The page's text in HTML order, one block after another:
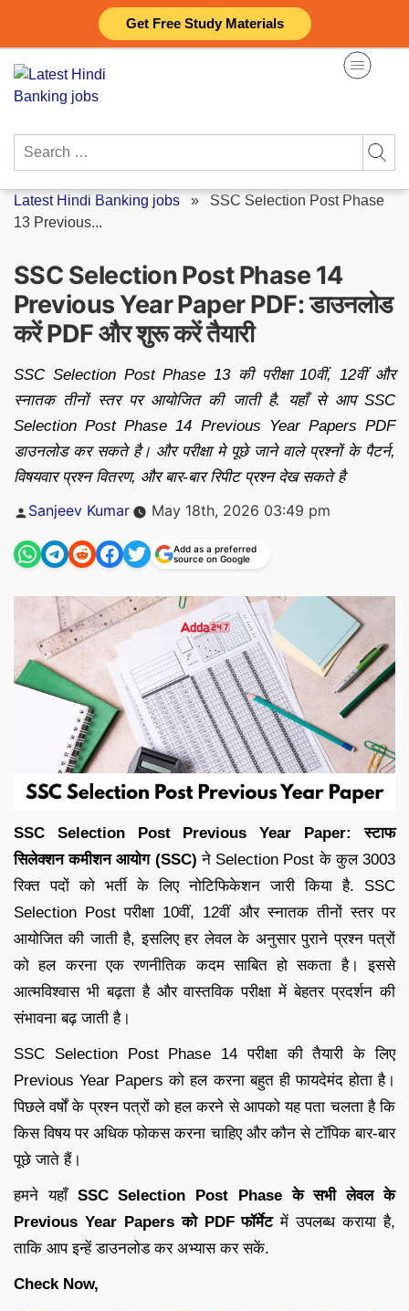
Get Free Study Materials
content
Search
Latest Hindi Banking jobs » SSC Selection Post Phase
13 Previous...
SSC Selection Post Phase 14
Previous Year Paper PDF: डाउनलोड
करें PDF और शुरू करें तैयारी
SSC Selection Post Phase 13 की परीक्षा 10वीं, 12वीं और
स्नातक तीनों स्तर पर आयोजित की जाती है. यहाँ से आप SSC
Selection Post Phase 14 Previous Year Papers PDF
डाउनलोड कर सकते है। और परीक्षा मे पूछे जाने वाले प्रश्नों के पैटर्न,
विषयवार प्रश्न वितरण, और बार-बार रिपीट प्रश्न देख सकते है
Posted
Sanjeev Kumar May 18th, 2026 03:49 pm
Add as a preferred
source on Google
SSC Selection Post Previous Year Paper:
स्टाफ
सिलेक्शन कमीशन आयोग (SSC) ने Selection Post के कुल 3003
रिक्त पदों को भर्ती के लिए नोटिफिकेशन जारी किया है. SSC
Selection Post परीक्षा 10वीं, 12वीं और स्नातक तीनों स्तर पर
आयोजित की जाती है, इसलिए हर लेवल के अनुसार पुराने प्रश्न पत्रों
को हल करना एक रणनीतिक कदम साबित हो सकता है। इससे
आत्मविश्वास भी बढ़ता है और वास्तविक परीक्षा में बेहतर प्रदर्शन की
संभावना बढ़ जाती है।
SSC Selection Post Phase 14 परीक्षा की तैयारी के लिए
Previous Year Papers को हल करना बहुत ही फायदेमंद होता है।
पिछले वर्षों के प्रश्न पत्रों को हल करने से आपको यह पता चलता है कि
किस विषय पर अधिक फोकस करना चाहिए और कौन से टॉपिक बार-बार
पूछे जाते हैं।
हमने यहाँ SSC Selection Post Phase के सभी लेवल के
Previous Year Papers को PDF फॉर्मेटमें उपलब्ध कराया है,
ताकि आप इन्हें डाउनलोड कर अभ्यास कर सकें.
Check Now,